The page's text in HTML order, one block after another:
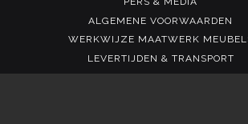
ALGEMENE VOORWAARDEN
WERKWIJZE MAATWERK
LEVERTIJDEN & TRANSPORT